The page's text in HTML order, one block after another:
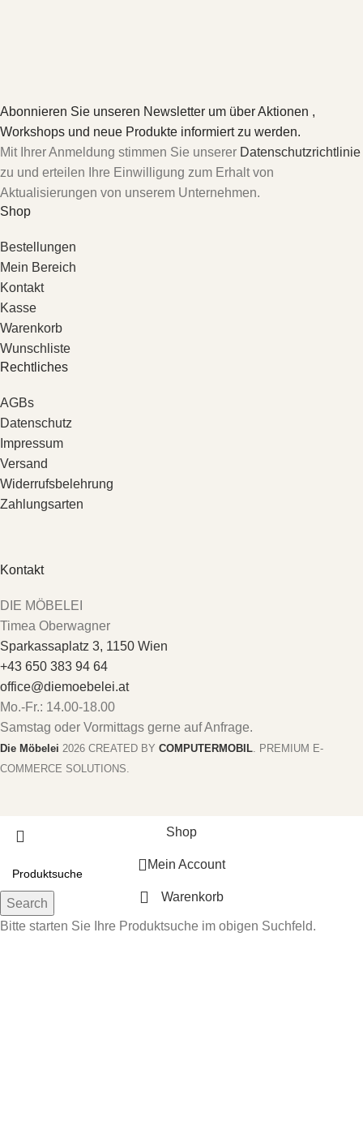
Abonnieren Sie unseren Newsletter um über Aktionen ,
Workshops und neue Produkte informiert zu werden.
Mit Ihrer Anmeldung stimmen Sie unserer Datenschutzrichtlinie
zu und erteilen Ihre Einwilligung zum Erhalt von
Aktualisierungen von unserem Unternehmen.
Shop
Bestellungen
Mein Bereich
Kontakt
Kasse
Warenkorb
Wunschliste
Rechtliches
AGBs
Datenschutz
Impressum
Versand
Widerrufsbelehrung
Zahlungsarten
Kontakt
DIE MÖBELEI
Timea Oberwagner
Sparkassaplatz 3, 1150 Wien
+43 650 383 94 64
office@diemoebelei.at
Mo.-Fr.: 14.00-18.00
Samstag oder Vormittags gerne auf Anfrage.
Die Möbelei 2026 CREATED BY COMPUTERMOBIL. PREMIUM E-
COMMERCE SOLUTIONS.
Search
Bitte starten Sie Ihre Produktsuche im obigen Suchfeld.
Shop
Mein Account
Warenkorb